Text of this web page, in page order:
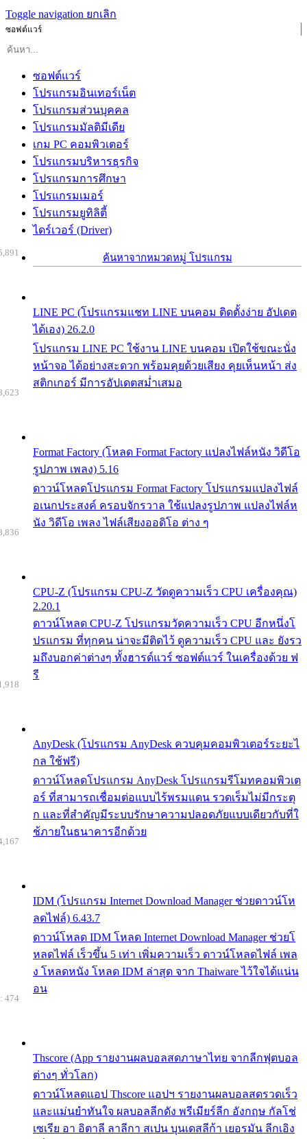
Toggle navigation ยกเลิก
ซอฟต์แวร์
ซอฟต์แวร์
โปรแกรมอินเทอร์เน็ต
โปรแกรมส่วนบุคคล
โปรแกรมมัลติมีเดีย
เกม PC คอมพิวเตอร์
โปรแกรมบริหารธุรกิจ
โปรแกรมการศึกษา
โปรแกรมเมอร์
โปรแกรมยูทิลิตี้
ไดร์เวอร์ (Driver)
ค้นหาจากหมวดหมู่ โปรแกรม
LINE PC (โปรแกรมแชท LINE บนคอม ติดตั้งง่าย อัปเดต
ได้เอง) 26.2.0
โปรแกรม LINE PC ใช้งาน LINE บนคอม เปิดใช้ขณะนั่ง
หน้าจอ ได้อย่างสะดวก พร้อมคุยด้วยเสียง คุยเห็นหน้า ส่ง
สติกเกอร์ มีการอัปเดตสม่ำเสมอ
Format Factory (โหลด Format Factory แปลงไฟล์หนัง วิดีโอ
รูปภาพ เพลง) 5.16
ดาวน์โหลดโปรแกรม Format Factory โปรแกรมแปลงไฟล์
อเนกประสงค์ ครอบจักรวาล ใช้แปลงรูปภาพ แปลงไฟล์ห
นัง วิดีโอ เพลง ไฟล์เสียงออดิโอ ต่าง ๆ
CPU-Z (โปรแกรม CPU-Z วัดดูความเร็ว CPU เครื่องคุณ)
2.20.1
ดาวน์โหลด CPU-Z โปรแกรมวัดความเร็ว CPU อีกหนึ่งโ
ปรแกรม ที่ทุกคน น่าจะมีติดไว้ ดูความเร็ว CPU และ ยังรว
มถึงบอกค่าต่างๆ ทั้งฮารด์แวร์ ซอฟต์แวร์ ในเครื่องด้วย ฟ
รี
AnyDesk (โปรแกรม AnyDesk ควบคุมคอมพิวเตอร์ระยะไ
กล ใช้ฟรี)
ดาวน์โหลดโปรแกรม AnyDesk โปรแกรมรีโมทคอมพิวเต
อร์ ที่สามารถเชื่อมต่อแบบไร้พรมแดน รวดเร็มไม่มีกระตุ
ก และที่สำคัญมีระบบรักษาความปลอดภัยแบบเดียวกับที่ใ
ช้ภายในธนาคารอีกด้วย
IDM (โปรแกรม Internet Download Manager ช่วยดาวน์โห
ลดไฟล์) 6.43.7
ดาวน์โหลด IDM โหลด Internet Download Manager ช่วยโ
หลดไฟล์ เร็วขึ้น 5 เท่า เพิ่มความเร็ว ดาวน์โหลดไฟล์ เพล
ง โหลดหนัง โหลด IDM ล่าสุด จาก Thaiware ไว้ใจได้แน่น
อน
Thscore (App รายงานผลบอลสดภาษาไทย จากลีกฟุตบอล
ต่างๆ ทั่วโลก)
ดาวน์โหลดแอป Thscore แอปฯ รายงานผลบอลสดรวดเร็ว
และแม่นยำทันใจ ผลบอลลีกดัง พรีเมียร์ลีก อังกฤษ กัลโช่
เซเรีย อา อิตาลี ลาลีกา สเปน บุนเดสลีก้า เยอรมัน ลีกเอิง
474